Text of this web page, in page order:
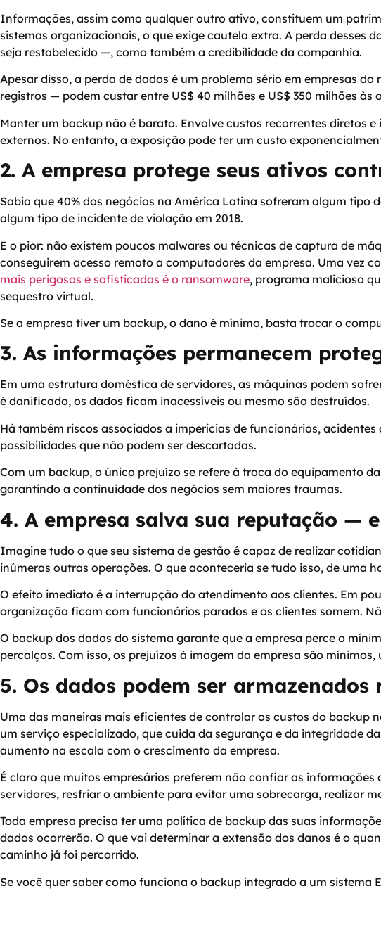
Informações, assim como qualquer outro ativo, constituem um
sistemas organizacionais, o que exige cautela extra. A perda
seja restabelecido —, como também a credibilidade da companhia.
Apesar disso, a perda de dados é um problema sério em empresas
registros — podem custar entre US$ 40 milhões e US$ 350 milhões às
Manter um backup não é barato. Envolve custos recorrentes diretos
externos. No entanto, a exposição pode ter um custo
2. A empresa protege seus ativos
Sabia que 40% dos negócios na América Latina sofreram algum tipo
algum tipo de incidente de violação em 2018.
E o pior: não existem poucos malwares ou técnicas de captura de
conseguirem acesso remoto a computadores da empresa. Uma vez
mais perigosas e sofisticadas é o ransomware, programa malicioso
sequestro virtual.
Se a empresa tiver um backup, o dano é mínimo, basta trocar o
3. As informações permanecem
Em uma estrutura doméstica de servidores, as máquinas podem
é danificado, os dados ficam inacessíveis ou mesmo são destruídos.
Há também riscos associados a imperícias de funcionários,
possibilidades que não podem ser descartadas.
Com um backup, o único prejuízo se refere à troca do equipamento
garantindo a continuidade dos negócios sem maiores traumas.
4. A empresa salva sua reputação —
Imagine tudo o que seu sistema de gestão é capaz de realizar
inúmeras outras operações. O que aconteceria se tudo isso, de uma
O efeito imediato é a interrupção do atendimento aos clientes. Em
organização ficam com funcionários parados e os clientes somem.
O backup dos dados do sistema garante que a empresa perce o
percalços. Com isso, os prejuízos à imagem da empresa são
5. Os dados podem ser armazenados
Uma das maneiras mais eficientes de controlar os custos do backup
um serviço especializado, que cuida da segurança e da integridade
aumento na escala com o crescimento da empresa.
É claro que muitos empresários preferem não confiar as
servidores, resfriar o ambiente para evitar uma sobrecarga, realizar
Toda empresa precisa ter uma política de backup das suas
dados ocorrerão. O que vai determinar a extensão dos danos é o
caminho já foi percorrido.
Se você quer saber como funciona o backup integrado a um sistema